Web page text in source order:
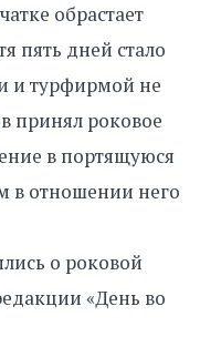
обрастает
пять дней стало
и турфирмой не
принял роковое
в портящуюся
в отношении него
о роковой
«День во